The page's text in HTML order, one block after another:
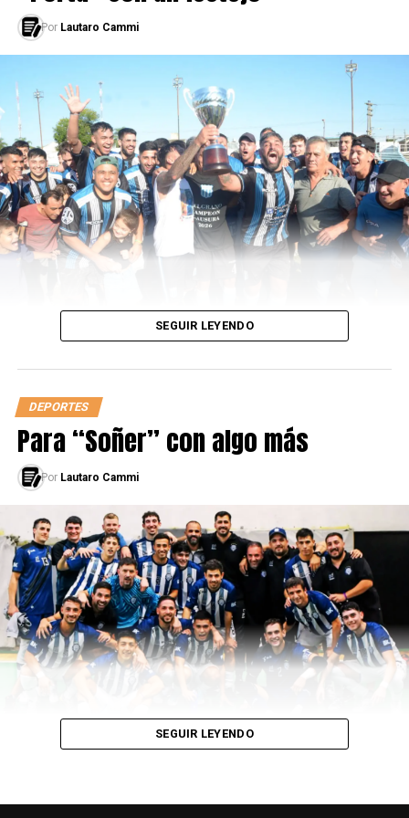
LEÉ TAMBIÉN
De las finales perdidas al Maracanazo 2021
Por Lautaro Cammi
SEGUIR LEYENDO
DEPORTES
Para “Soñer” con algo más
Por Lautaro Cammi
SEGUIR LEYENDO